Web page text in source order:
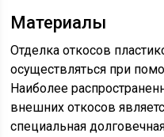
Материалы
Отделка откосов
осуществляться при
Наиболее
внешних откосов
специальная